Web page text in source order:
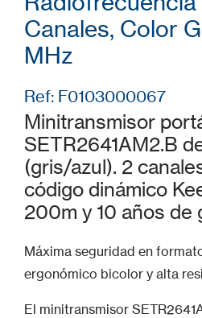
Canales, Color
MHz
Ref: F0103000067
Minitransmisor
SETR2641AM2.B
(gris/azul). 2
código dinámico
200m y 10 años de
Máxima seguridad en
ergonómico bicolor y alta
El minitransmisor